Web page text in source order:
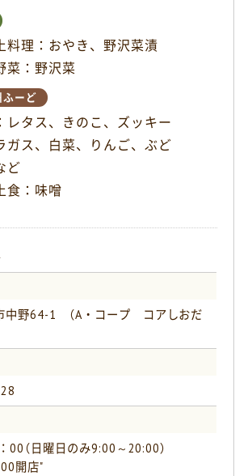
料理：おやき、野沢菜漬
菜：野沢菜
ふーど
レタス、きのこ、ズッキー
ガス、白菜、りんご、ぶど
ど
食：味噌
中野64-1 （A・コープ コアしおだ
00（日曜日のみ9:00～20:00）
開店"